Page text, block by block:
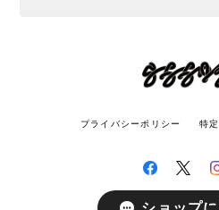
プライバシーポリシー 特